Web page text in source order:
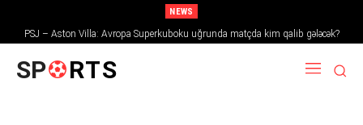
NEWS
PSJ – Aston Villa: Avropa Superkuboku uğrunda matçda kim qalib gələcək?
SP RTS